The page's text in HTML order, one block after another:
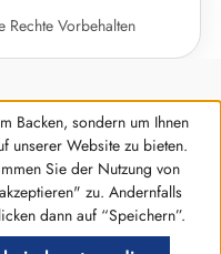
Vorbehalten
Backen, sondern um Ihnen
unserer Website zu bieten.
Sie der Nutzung von
zu. Andernfalls
dann auf “Speichern”.